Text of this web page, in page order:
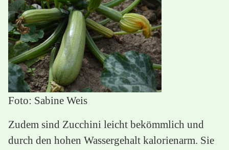
Foto: Sabine Weis
Zudem sind Zucchini leicht bekömmlich und
durch den hohen Wassergehalt kalorienarm. Sie